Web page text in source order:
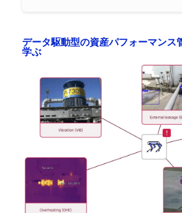
データ駆動型の資産パフォーマンス
学ぶ